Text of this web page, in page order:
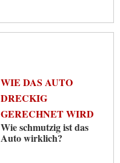
WIE DAS AUTO
DRECKIG
GERECHNET WIRD
Wie schmutzig ist das
Auto wirklich?